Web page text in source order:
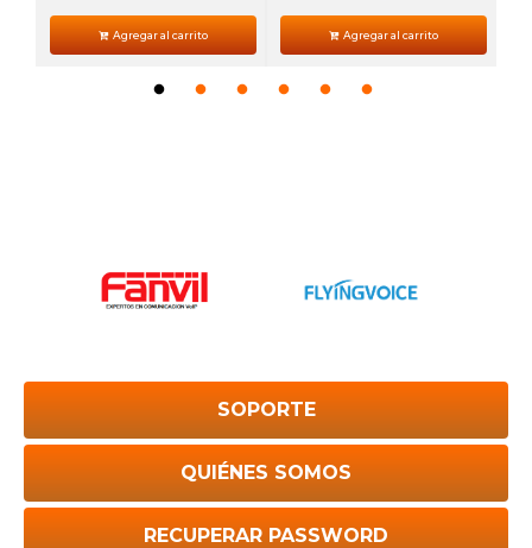
Agregar al carrito Agregar al carrito
SOPORTE
QUIÉNES SOMOS
RECUPERAR PASSWORD